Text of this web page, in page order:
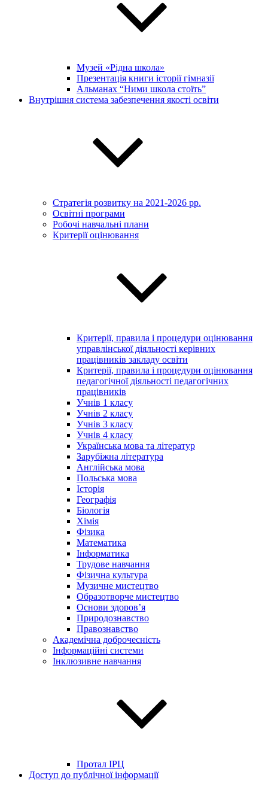
Музей «Рідна школа»
Презентація книги історії гімназії
Альманах “Ними школа стоїть”
Внутрішня система забезпечення якості освіти
Стратегія розвитку на 2021-2026 рр.
Освітні програми
Робочі навчальні плани
Критерії оцінювання
Критерії, правила і процедури оцінювання
управлінської діяльності керівних
працівників закладу освіти
Критерії, правила і процедури оцінювання
педагогічної діяльності педагогічних
працівників
Учнів 1 класу
Учнів 2 класу
Учнів 3 класу
Учнів 4 класу
Українська мова та літератур
Зарубіжна література
Англійська мова
Польська мова
Історія
Географія
Біологія
Хімія
Фізика
Математика
Інформатика
Трудове навчання
Фізична культура
Музичне мистецтво
Образотворче мистецтво
Основи здоров’я
Природознавство
Правознавство
Академічна доброчесність
Інформаційні системи
Інклюзивне навчання
Протал ІРЦ
Доступ до публічної інформації